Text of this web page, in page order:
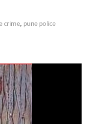
crime, pune police